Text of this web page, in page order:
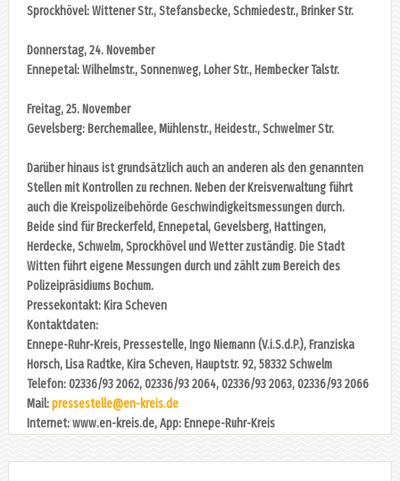
Sprockhövel: Wittener Str., Stefansbecke, Schmiedestr., Brinker Str.
Donnerstag, 24. November
Ennepetal: Wilhelmstr., Sonnenweg, Loher Str., Hembecker Talstr.
Freitag, 25. November
Gevelsberg: Berchemallee, Mühlenstr., Heidestr., Schwelmer Str.
Darüber hinaus ist grundsätzlich auch an anderen als den genannten
Stellen mit Kontrollen zu rechnen. Neben der Kreisverwaltung führt
auch die Kreispolizeibehörde Geschwindigkeitsmessungen durch.
Beide sind für Breckerfeld, Ennepetal, Gevelsberg, Hattingen,
Herdecke, Schwelm, Sprockhövel und Wetter zuständig. Die Stadt
Witten führt eigene Messungen durch und zählt zum Bereich des
Polizeipräsidiums Bochum.
Pressekontakt: Kira Scheven
Kontaktdaten:
Ennepe-Ruhr-Kreis, Pressestelle, Ingo Niemann (V.i.S.d.P.), Franziska
Horsch, Lisa Radtke, Kira Scheven, Hauptstr. 92, 58332 Schwelm
Telefon: 02336/93 2062, 02336/93 2064, 02336/93 2063, 02336/93 2066
Mail:pressestelle@en-kreis.de
Internet: www.en-kreis.de, App: Ennepe-Ruhr-Kreis